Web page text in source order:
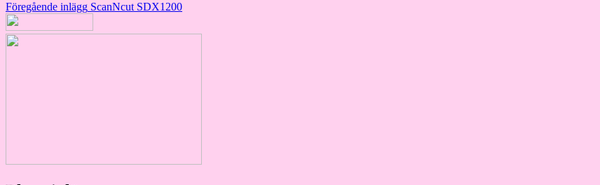
Inläggsnavigering
Föregående inlägg ScanNcut SDX1200